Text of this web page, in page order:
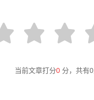
当前文章打分0 分，共有0